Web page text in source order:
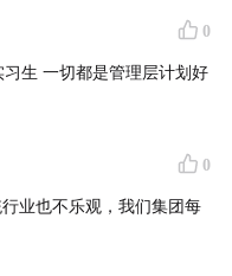
0
生 一切都是管理层计划好
0
业也不乐观，我们集团每